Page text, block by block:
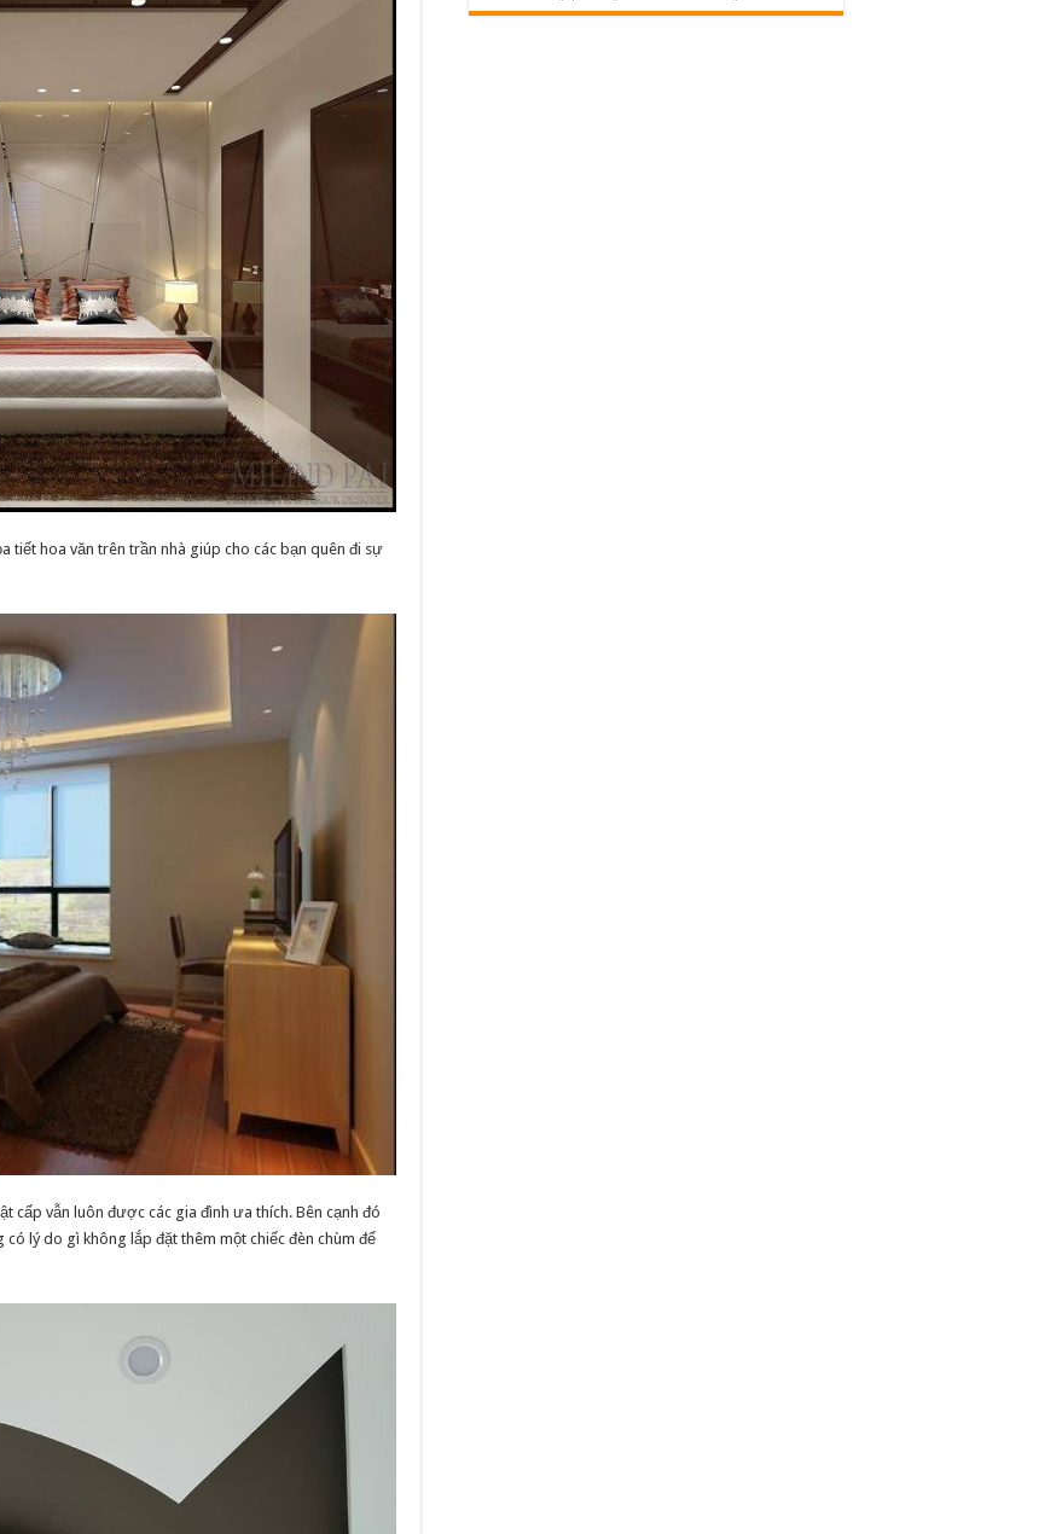
tiết hoa văn trên trần nhà giúp cho các bạn quên đi sự
cấp vẫn luôn được các gia đình ưa thích. Bên cạnh đó
lý do gì không lắp đặt thêm một chiếc đèn chùm để